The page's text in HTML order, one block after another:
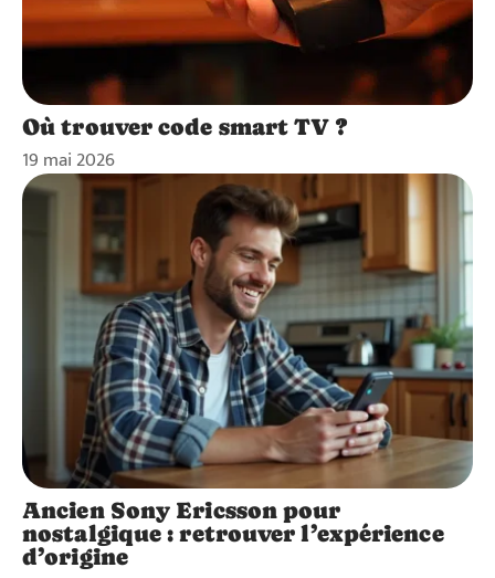
Où trouver code smart TV ?
19 mai 2026
Ancien Sony Ericsson pour
nostalgique : retrouver l’expérience
d’origine